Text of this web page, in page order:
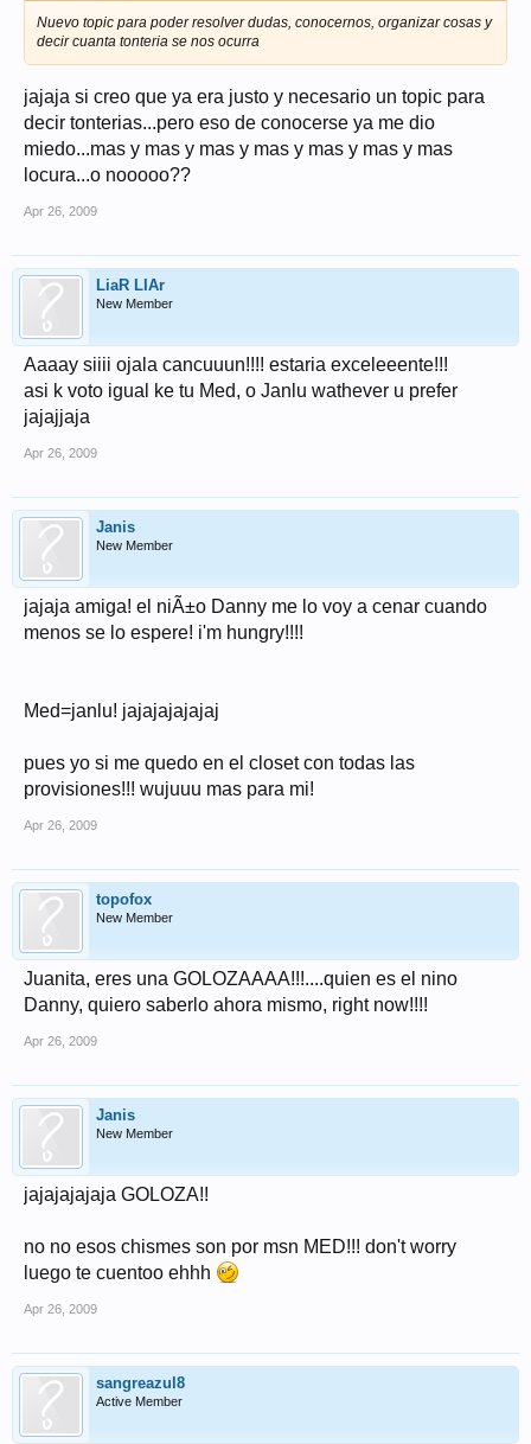
Nuevo topic para poder resolver dudas, conocernos, organizar cosas y
decir cuanta tonteria se nos ocurra
jajaja si creo que ya era justo y necesario un topic para
decir tonterias...pero eso de conocerse ya me dio
miedo...mas y mas y mas y mas y mas y mas y mas
locura...o nooooo??
Apr 26, 2009
LiaR LIAr
New Member
Aaaay siiii ojala cancuuun!!!! estaria exceleeente!!!
asi k voto igual ke tu Med, o Janlu wathever u prefer
jajajjaja
Apr 26, 2009
Janis
New Member
jajaja amiga! el niÃ±o Danny me lo voy a cenar cuando
menos se lo espere! i'm hungry!!!!
Med=janlu! jajajajajajaj
pues yo si me quedo en el closet con todas las
provisiones!!! wujuuu mas para mi!
Apr 26, 2009
topofox
New Member
Juanita, eres una GOLOZAAAA!!!....quien es el nino
Danny, quiero saberlo ahora mismo, right now!!!!
Apr 26, 2009
Janis
New Member
jajajajajaja GOLOZA!!
no no esos chismes son por msn MED!!! don't worry
luego te cuentoo ehhh
Apr 26, 2009
sangreazul8
Active Member